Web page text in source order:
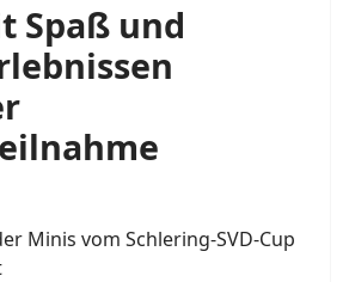
Spaß und
Minis vom Schlering-SVD-Cup